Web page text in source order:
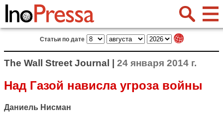
Статьи по дате
The Wall Street Journal | 24 января 2014 г.
Над Газой нависла угроза войны
Даниель Нисман